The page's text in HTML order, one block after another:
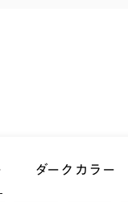
ダークカラー